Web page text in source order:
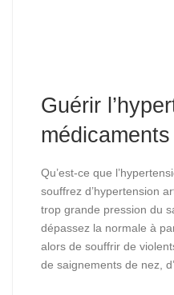
Guérir
médicaments
Qu’est-ce que
souffrez d’hypertension
trop grande pression du
dépassez la normale à
alors de souffrir de
de saignements de nez,